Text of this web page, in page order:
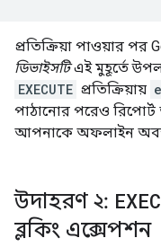
প্রতিক্রিয়া পাওয়ার পর
ডিভাইসটিএই মুহূর্তে
EXECUTE প্রতিক্রিয়ায়
পাঠানোর পরেও
আপনাকে অফলাইন
উদাহরণ ২:
ব্লকিং এক্সেপশন